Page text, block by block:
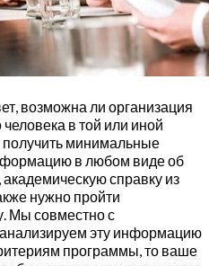
возможна ли организация
в той или иной
получить минимальные
в любом виде об
справку из
нужно пройти
Мы совместно с
эту информацию
программы, то ваше